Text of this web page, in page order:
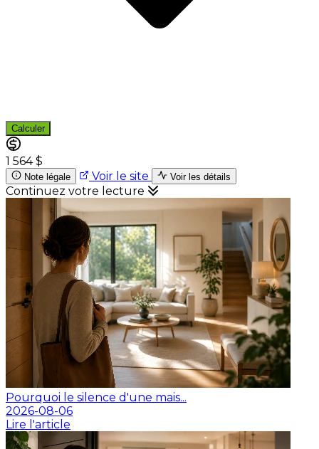
Calculer
1 564 $
Note légale Voir le site Voir les détails
Continuez votre lecture
Pourquoi le silence d'une mais...
2026-08-06
Lire l'article